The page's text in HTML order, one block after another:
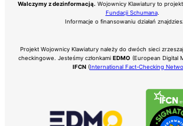
Walczymy z dezinformacją. Wojownicy Klawiatury to projekt
Fundacji Schumana.
Informacje o finansowaniu działań
Projekt Wojownicy Klawiatury należy do dwóch sieci
checkingowe. Jesteśmy członkami EDMO (European Digital
IFCN (International Fact-Checking